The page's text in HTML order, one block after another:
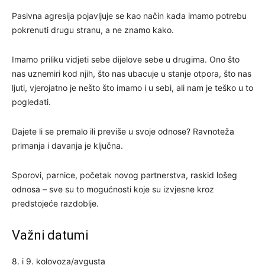
Pasivna agresija pojavljuje se kao način kada imamo potrebu
pokrenuti drugu stranu, a ne znamo kako.
Imamo priliku vidjeti sebe dijelove sebe u drugima. Ono što
nas uznemiri kod njih, što nas ubacuje u stanje otpora, što nas
ljuti, vjerojatno je nešto što imamo i u sebi, ali nam je teško u to
pogledati.
Dajete li se premalo ili previše u svoje odnose? Ravnoteža
primanja i davanja je ključna.
Sporovi, parnice, početak novog partnerstva, raskid lošeg
odnosa – sve su to mogućnosti koje su izvjesne kroz
predstojeće razdoblje.
Važni datumi
8. i 9. kolovoza/avgusta